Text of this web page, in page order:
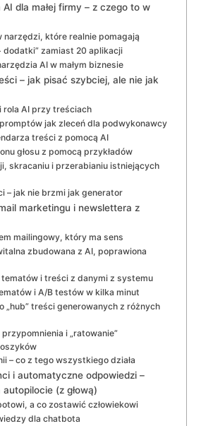
dla małej firmy – z czego to w
narzędzi, które realnie pomagają
dodatki” zamiast 20 aplikacji
AI w małym biznesie
– jak pisać szybciej, ale nie jak
rola AI przy treściach
jak zleceń dla podwykonawcy
treści z pomocą AI
głosu z pomocą przykładów
skracaniu i przerabianiu istniejących
– jak nie brzmi jak generator
marketingu i newslettera z
mailingowy, który ma sens
zbudowana z AI, poprawiona
tematów i treści z danymi z systemu
i A/B testów w kilka minut
„hub” treści generowanych z różnych
i „ratowanie”
– co z tego wszystkiego działa
i automatyczne odpowiedzi –
(z głową)
a co zostawić człowiekowi
dla chatbota